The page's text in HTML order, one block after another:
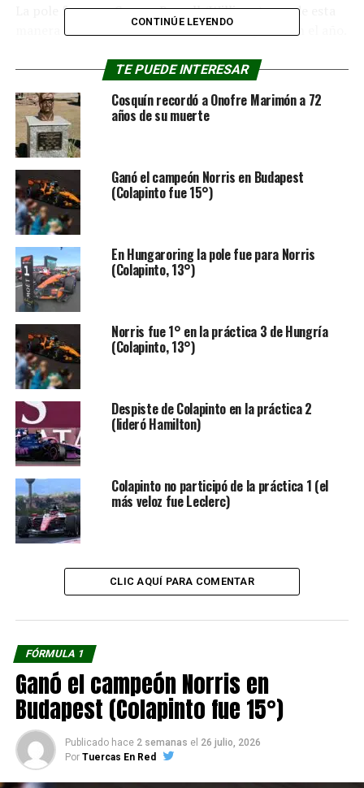
La pole fue para George Russell (Williams), que de esta
manera suma siete en su historial y la segunda en el año.
200,153 Km/h.), y dejó en claro el buen funcionamiento
de su W16.
El piloto británico se recuperó luego de un despiste y un
golpe contra las defensas en la práctica 2.
Lo escoltaron Max Verstappen (Red Bull) y Oscar Piastri
(McLaren).
RELACIONADOS: F1 FORMULA 1
FRANCO COLAPINTO
GEORGE RUSSELL
GP DE SINGAPUR
PRÓXIMA NOTICIA
George Russell ganó el GP de Singapur y McLaren se
quedó con el campeonato de Constructores
NO TE PIERDAS
Agenda Colapinto de TV: Dónde ver y a qué hora el GP de
Singapur
CONTINÚE LEYENDO
TE PUEDE INTERESAR
Cosquín recordó a Onofre Marimón a 72
años de su muerte
Ganó el campeón Norris en Budapest
(Colapinto fue 15°)
En Hungaroring la pole fue para Norris
(Colapinto, 13°)
Norris fue 1° en la práctica 3 de Hungría
(Colapinto, 13°)
Despiste de Colapinto en la práctica 2
(lideró Hamilton)
Colapinto no participó de la práctica 1 (el
más veloz fue Leclerc)
CLIC AQUÍ PARA COMENTAR
FÓRMULA 1
Ganó el campeón Norris en
Budapest (Colapinto fue 15°)
Publicado hace 2 semanas el 26 julio, 2026
Por Tuercas En Red